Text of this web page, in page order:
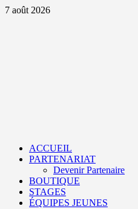
Aller
7 août 2026
ACCUEIL
PARTENARIAT
Devenir Partenaire
BOUTIQUE
STAGES
ÉQUIPES JEUNES